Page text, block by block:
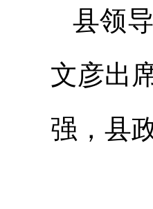
县领
文彦出
强，县